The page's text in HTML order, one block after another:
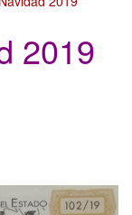
2019